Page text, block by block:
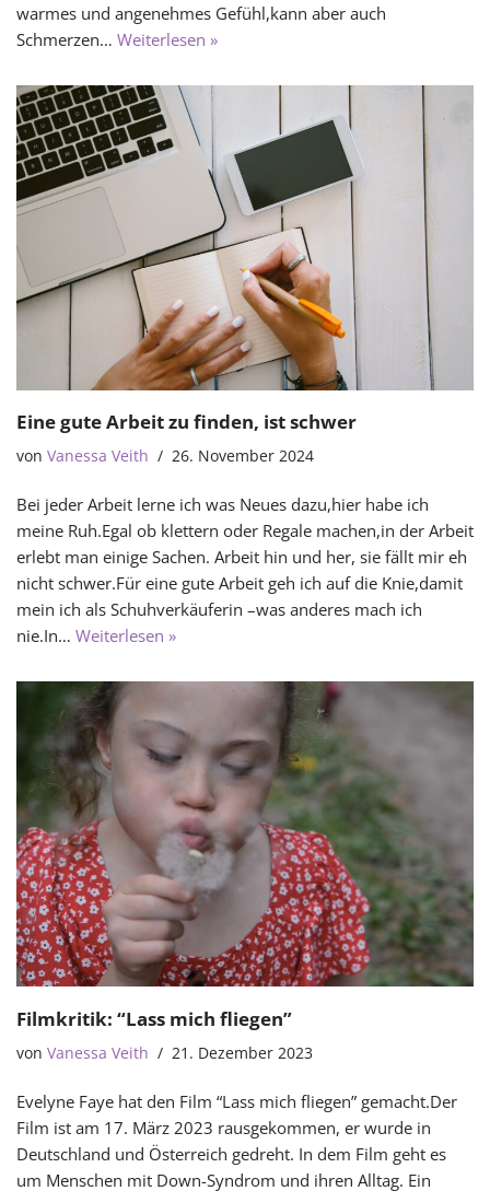
warmes und angenehmes Gefühl,kann aber auch
Schmerzen… Weiterlesen »
Eine gute Arbeit zu finden, ist schwer
von Vanessa Veith 26. November 2024
Bei jeder Arbeit lerne ich was Neues dazu,hier habe ich
meine Ruh.Egal ob klettern oder Regale machen,in der Arbeit
erlebt man einige Sachen. Arbeit hin und her, sie fällt mir eh
nicht schwer.Für eine gute Arbeit geh ich auf die Knie,damit
mein ich als Schuhverkäuferin –was anderes mach ich
nie.In… Weiterlesen »
Filmkritik: “Lass mich fliegen”
von Vanessa Veith 21. Dezember 2023
Evelyne Faye hat den Film “Lass mich fliegen” gemacht.Der
Film ist am 17. März 2023 rausgekommen, er wurde in
Deutschland und Österreich gedreht. In dem Film geht es
um Menschen mit Down-Syndrom und ihren Alltag. Ein